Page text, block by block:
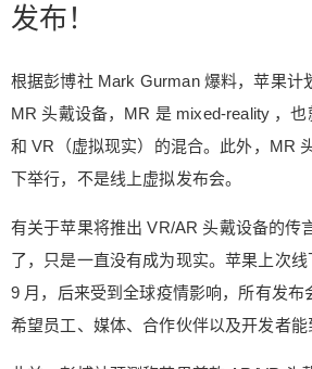
发布！
根据彭博社 Mark Gurman 爆料，苹果计
MR 头戴设备，MR 是 mixed-reality ，也
和 VR（虚拟现实）的混合。此外，MR
下举行，不是线上虚拟发布会。
有关于苹果将推出 VR/AR 头戴设备的传
了，只是一直没有成为现实。苹果上次
9 月，后来受到全球疫情影响，所有发布
希望员工、媒体、合作伙伴以及开发者能
苹果 AR/VR 头戴设备未
布！
根据彭博社 Mark Gurman 爆料
个月内发布 MR 头戴设备，MR
合。此外，MR 头戴设备发布会
是线上虚拟发布会。 有关于苹果
有成为现实。苹果上次线下发布
月，后来受到全球疫情影响，所
扫描二维码继续阅读